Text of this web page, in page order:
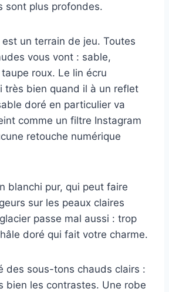
sont plus profondes.
un terrain de jeu. Toutes
vous vont : sable,
roux. Le lin écru
très bien quand il à un reflet
doré en particulier va
comme un filtre Instagram
retouche numérique
blanchi pur, qui peut faire
sur les peaux claires
passe mal aussi : trop
doré qui fait votre charme.
des sous-tons chauds clairs :
bien les contrastes. Une robe